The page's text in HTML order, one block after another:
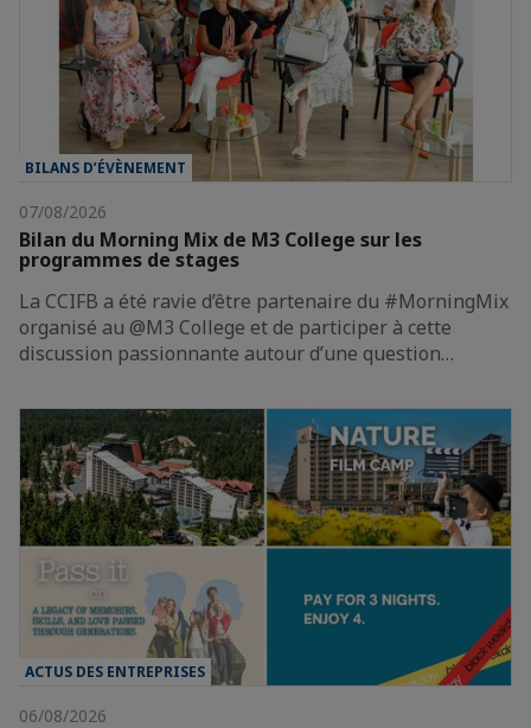
BILANS D’ÉVÈNEMENT
07/08/2026
Bilan du Morning Mix de M3 College sur les
programmes de stages
La CCIFB a été ravie d’être partenaire du #MorningMix
organisé au @M3 College et de participer à cette
discussion passionnante autour d’une question…
ACTUS DES ENTREPRISES
06/08/2026